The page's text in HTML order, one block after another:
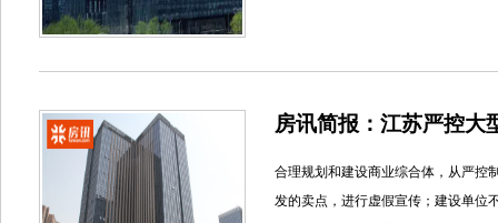
房讯简报：江苏严控大
合理规划和建设商业综合体，从严控
发的卖点，进行虚假宣传；建设单位